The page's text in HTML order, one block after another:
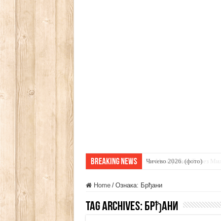
Breaking News Чичево 2026. (фото)
Home / Ознака: Брђани
Tag Archives: Брђани